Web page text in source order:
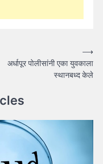
अर्धापूर पोलीसांनी एका युवकाला
स्थानबध्द केले
⟶